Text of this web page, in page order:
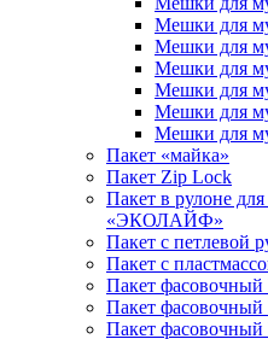
Мешки для
Мешки для
Мешки для
Мешки для
Мешки для
Мешки для
Пакет «майка»
Пакет Zip Lock
Пакет в рулоне
«ЭКОЛАЙФ»
Пакет с петлевой
Пакет с
Пакет
Пакет
Пакет